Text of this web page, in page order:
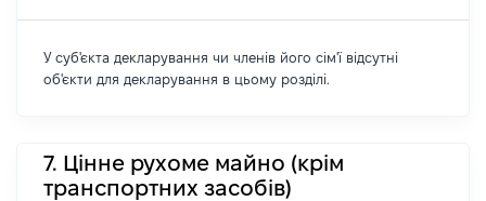
У суб'єкта декларування чи членів його сім'ї відсутні
об'єкти для декларування в цьому розділі.
7. Цінне рухоме майно (крім
транспортних засобів)